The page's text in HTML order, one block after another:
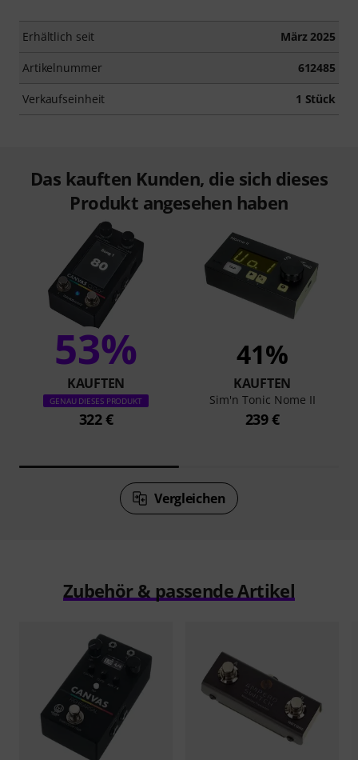
Erhältlich seit März 2025
Artikelnummer 612485
Verkaufseinheit 1 Stück
Das kauften Kunden, die sich dieses
Produkt angesehen haben
53%
KAUFTEN
GENAU DIESES PRODUKT
322 €
41%
KAUFTEN
Sim'n Tonic Nome II
239 €
Vergleichen
Zubehör & passende Artikel